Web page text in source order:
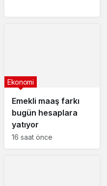
Emekli maaş farkı
bugün hesaplara
yatıyor
Ekonomi
16 saat önce